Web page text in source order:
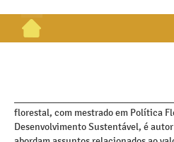
publicações
florestal, com mestrado em Política
Desenvolvimento Sustentável, é